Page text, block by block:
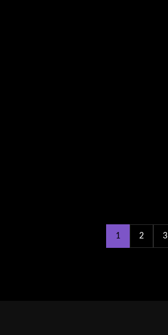
1 2 3